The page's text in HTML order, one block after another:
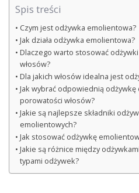
Spis treści
Czym jest odżywka emolientowa?
Jak działa odżywka emolientowa?
Dlaczego warto stosować
włosów?
Dla jakich włosów idealna jest
Jak wybrać odpowiednią
porowatości włosów?
Jakie są najlepsze składniki
emolientowych?
Jak stosować odżywkę
Jakie są różnice między
typami odżywek?